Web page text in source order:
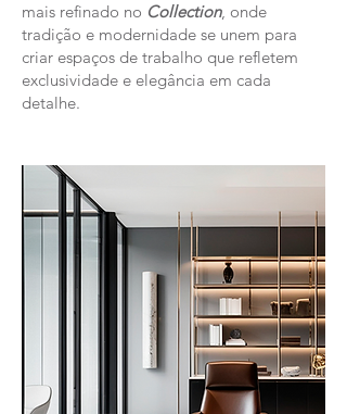
mais refinado no Collection, onde
tradição e modernidade se unem para
criar espaços de trabalho que refletem
exclusividade e elegância em cada
detalhe.